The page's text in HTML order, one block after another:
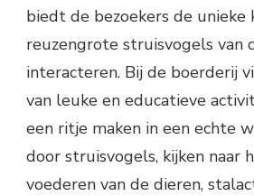
biedt de bezoekers de unieke
reuzengrote struisvogels van
interacteren. Bij de boerderij
van leuke en educatieve
een ritje maken in een echte
door struisvogels, kijken naar
voederen van de dieren,